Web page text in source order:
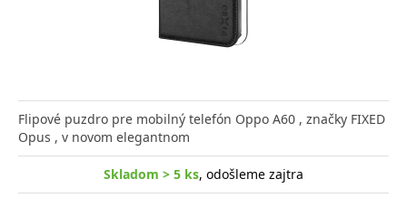
Flipové puzdro pre mobilný telefón Oppo A60 , značky FIXED
Opus , v novom elegantnom
Skladom > 5 ks, odošleme zajtra